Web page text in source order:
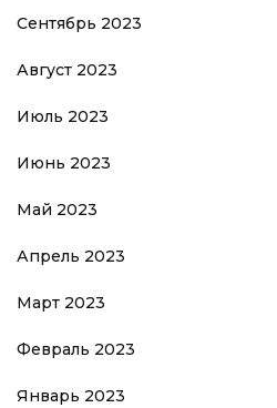
Сентябрь 2023
Август 2023
Июль 2023
Июнь 2023
Май 2023
Апрель 2023
Март 2023
Февраль 2023
Январь 2023